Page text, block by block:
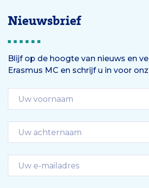
d
Nieuwsbrief
Blijf op de hoogte van nieuws en
Erasmus MC en schrijf u in voor